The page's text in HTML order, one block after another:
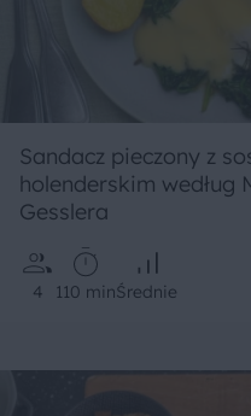
Sandacz pieczony z
holenderskim według
Gesslera
4 110 minŚrednie